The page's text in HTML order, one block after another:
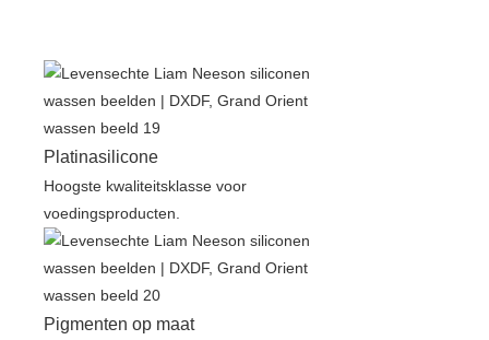
Platinasilicone
Hoogste kwaliteitsklasse voor
voedingsproducten.
Pigmenten op maat